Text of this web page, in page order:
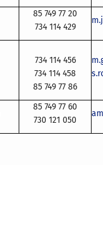
85 749 77 20
734 114 429
734 114 456
734 114 458
85 749 77 86
85 749 77 60
730 121 050